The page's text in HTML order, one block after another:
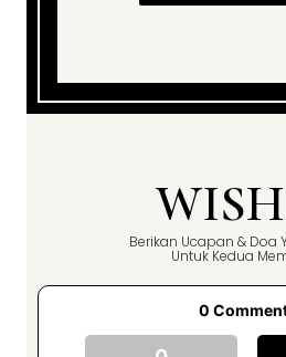
Berikan Ucapan & Doa
Untuk Kedua
0